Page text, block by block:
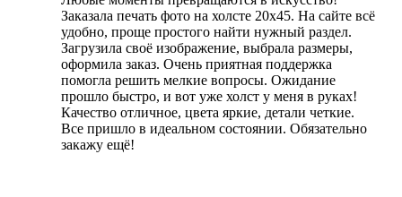
Заказала печать фото на холсте 20х45. На сайте всё
удобно, проще простого найти нужный раздел.
Загрузила своё изображение, выбрала размеры,
оформила заказ. Очень приятная поддержка
помогла решить мелкие вопросы. Ожидание
прошло быстро, и вот уже холст у меня в руках!
Качество отличное, цвета яркие, детали четкие.
Все пришло в идеальном состоянии. Обязательно
закажу ещё!